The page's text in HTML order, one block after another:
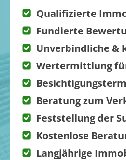
Qualifizierte
Fundierte
Unverbindliche &
Wertermittlung
Beratung zum
Feststellung der
Kostenlose
Langjährige